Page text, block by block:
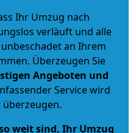
Ihr Umzug nach
verläuft und alle
an Ihrem
Überzeugen Sie
Angeboten und
Service wird
weit sind, Ihr Umzug